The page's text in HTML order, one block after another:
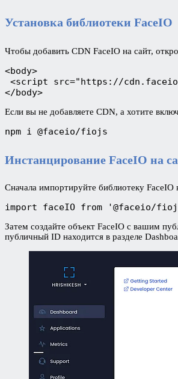
Установка библиотеки FaceIO
Чтобы добавить CDN FaceIO на сайт,
<body>
<script src="https://
</body>
Если вы не добавляете CDN, а хотите
npm i @faceio/fiojs
Инстанцирование FaceIO на
Сначала импортируйте библиотеку FaceIO
import faceIO from '@faceio/
Затем создайте объект FaceIO с вашим
публичный ID находится в разделе